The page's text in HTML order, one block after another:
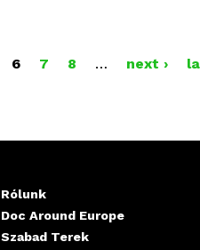
6 7 8 … next ›
Rólunk
Doc Around Europe
Szabad Terek